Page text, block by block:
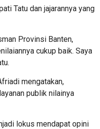
Tatu dan jajarannya yang
Provinsi Banten,
cukup baik. Saya
mengatakan,
publik nilainya
lokus mendapat opini